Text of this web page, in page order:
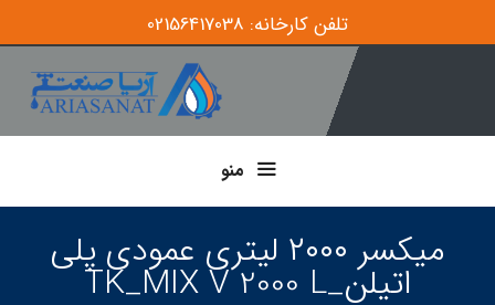
تلفن کارخانه: 02156417038
منو
میکسر ۲۰۰۰ لیتری عمودی پلی
اتیلن_TK_MIX V 2000 L